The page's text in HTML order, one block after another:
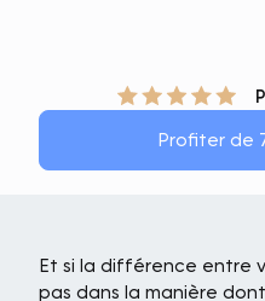
Profiter de
Et si la différence entre
pas dans la manière